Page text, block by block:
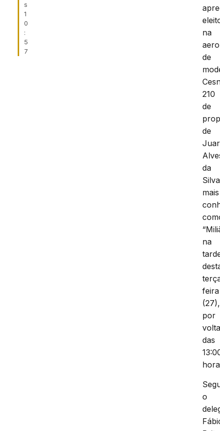
s
1
0
:
5
7
na
de
210
de
de
da
mais
na
feira
(27),
por
das
o